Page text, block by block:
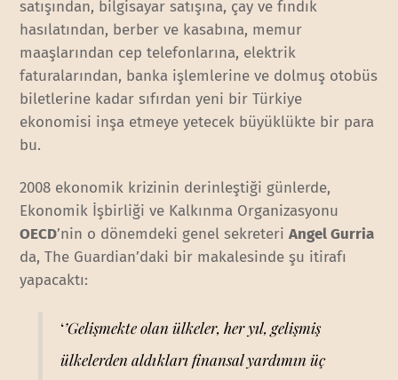
satışından, bilgisayar satışına, çay ve fındık
hasılatından, berber ve kasabına, memur
maaşlarından cep telefonlarına, elektrik
faturalarından, banka işlemlerine ve dolmuş otobüs
biletlerine kadar sıfırdan yeni bir Türkiye
ekonomisi inşa etmeye yetecek büyüklükte bir para
bu.
2008 ekonomik krizinin derinleştiği günlerde,
Ekonomik İşbirliği ve Kalkınma Organizasyonu
OECD’nin o dönemdeki genel sekreteriAngel Gurria
da, The Guardian’daki bir makalesinde şu itirafı
yapacaktı:
‘’Gelişmekte olan ülkeler, her yıl, gelişmiş
ülkelerden aldıkları finansal yardımın üç